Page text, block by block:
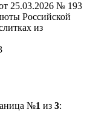
25.03.2026 № 193
Российской
из
№1 из 3: